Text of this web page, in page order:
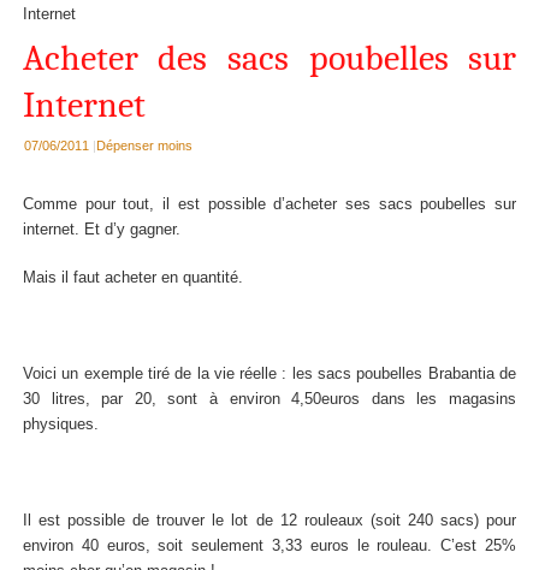
Internet
Acheter des sacs poubelles sur
Internet
07/06/2011 |Dépenser moins
Comme pour tout, il est possible d’acheter ses sacs poubelles sur
internet. Et d’y gagner.
Mais il faut acheter en quantité.
Voici un exemple tiré de la vie réelle : les sacs poubelles Brabantia de
30 litres, par 20, sont à environ 4,50euros dans les magasins
physiques.
Il est possible de trouver le lot de 12 rouleaux (soit 240 sacs) pour
environ 40 euros, soit seulement 3,33 euros le rouleau. C’est 25%